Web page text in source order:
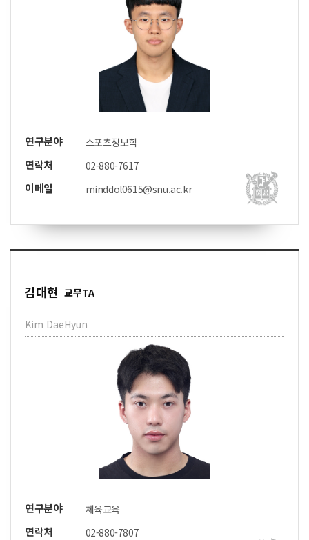
연구분야 스포츠정보학
연락처 02-880-7617
이메일 minddol0615@snu.ac.kr
김대현 교무TA
Kim DaeHyun
연구분야 체육교육
연락처 02-880-7807